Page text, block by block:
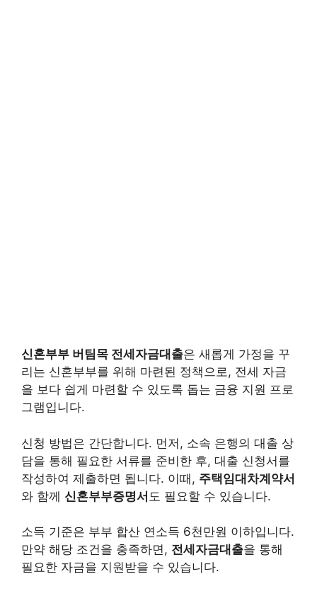
신혼부부 버팀목 전세자금대출은 새롭게 가정을 꾸
리는 신혼부부를 위해 마련된 정책으로, 전세 자금
을 보다 쉽게 마련할 수 있도록 돕는 금융 지원 프로
그램입니다.
신청 방법은 간단합니다. 먼저, 소속 은행의 대출 상
담을 통해 필요한 서류를 준비한 후, 대출 신청서를
작성하여 제출하면 됩니다. 이때, 주택임대차계약서
와 함께 신혼부부증명서 도 필요할 수 있습니다.
소득 기준은 부부 합산 연소득 6천만원 이하입니다.
만약 해당 조건을 충족하면, 전세자금대출을 통해
필요한 자금을 지원받을 수 있습니다.